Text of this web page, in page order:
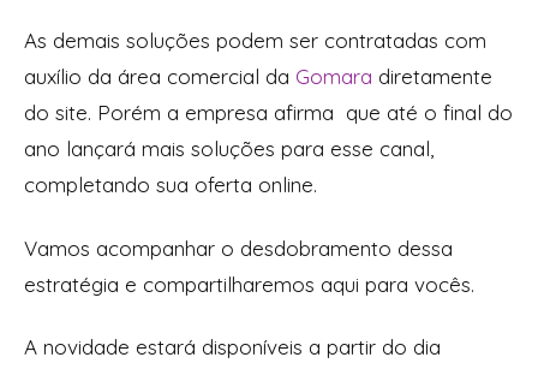
As demais soluções podem ser contratadas com
auxílio da área comercial da Gomara diretamente
do site. Porém a empresa afirma que até o final do
ano lançará mais soluções para esse canal,
completando sua oferta online.
Vamos acompanhar o desdobramento dessa
estratégia e compartilharemos aqui para vocês.
A novidade estará disponíveis a partir do dia